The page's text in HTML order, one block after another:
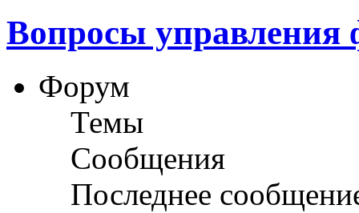
Вопросы управления
Форум
Темы
Сообщения
Последнее